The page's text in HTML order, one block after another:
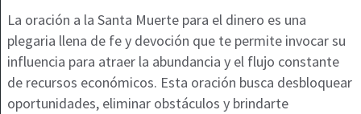
La oración a la Santa Muerte para el dinero es una
plegaria llena de fe y devoción que te permite invocar su
influencia para atraer la abundancia y el flujo constante
de recursos económicos. Esta oración busca desbloquear
oportunidades, eliminar obstáculos y brindarte